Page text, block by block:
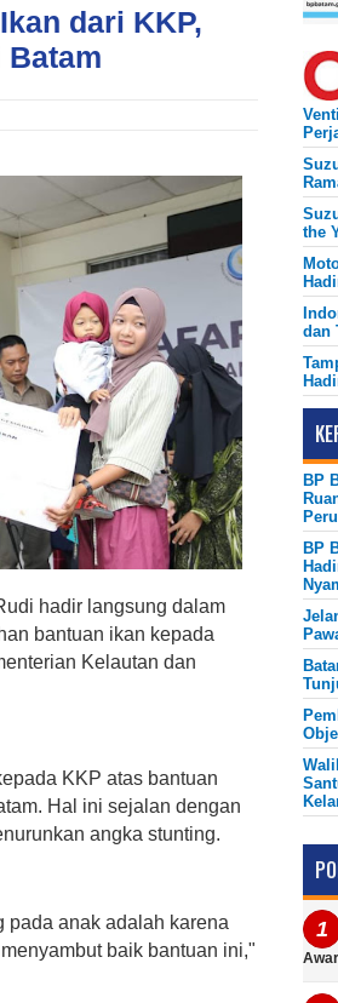
dari KKP,
Batam
hadir langsung dalam
bantuan ikan kepada
Kelautan dan
KKP atas bantuan
Hal ini sejalan dengan
angka stunting.
pada anak adalah karena
baik bantuan ini,"
the
dan
BP
BP